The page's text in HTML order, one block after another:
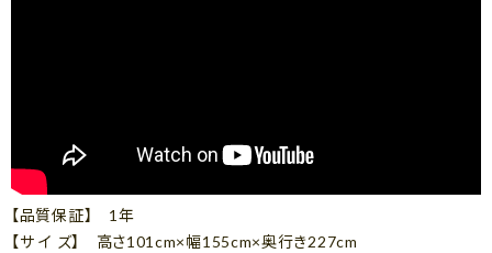
【品質保証】 1年
【サ イ ズ】 高さ101cm×幅155cm×奥行き227cm